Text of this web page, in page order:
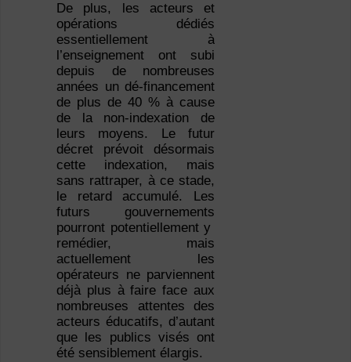
De plus, les acteurs et
opérations dédiés
essentiellement à
l’enseignement ont subi
depuis de nombreuses
années un dé-financement
de plus de 40 % à cause
de la non-indexation de
leurs moyens. Le futur
décret prévoit désormais
cette indexation, mais
sans rattraper, à ce stade,
le retard accumulé. Les
futurs gouvernements
pourront potentiellement y
remédier, mais
actuellement les
opérateurs ne parviennent
déjà plus à faire face aux
nombreuses attentes des
acteurs éducatifs, d’autant
que les publics visés ont
été sensiblement élargis.